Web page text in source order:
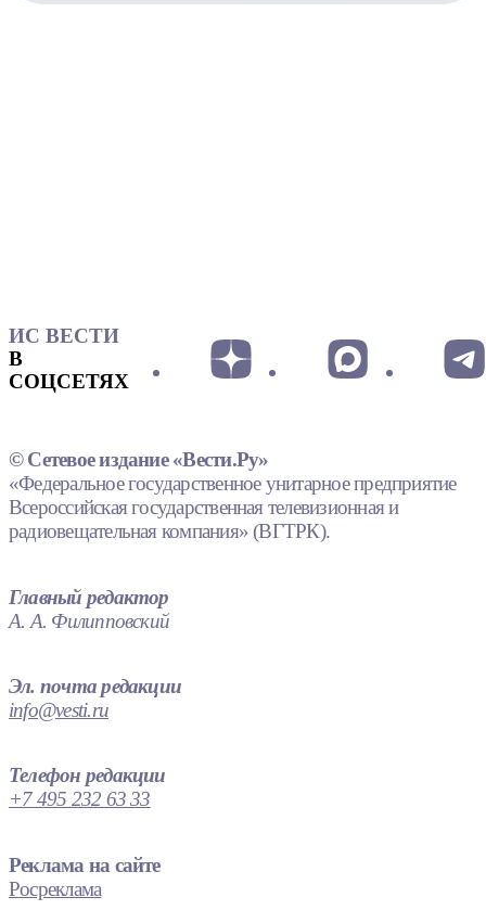
ИС ВЕСТИ
В
СОЦСЕТЯХ
© Сетевое издание «Вести.Ру»
«Федеральное государственное унитарное предприятие
Всероссийская государственная телевизионная и
радиовещательная компания» (ВГТРК).
Главный редактор
А. А. Филипповский
Эл. почта редакции
info@vesti.ru
Телефон редакции
+7 495 232 63 33
Реклама на сайте
Росреклама